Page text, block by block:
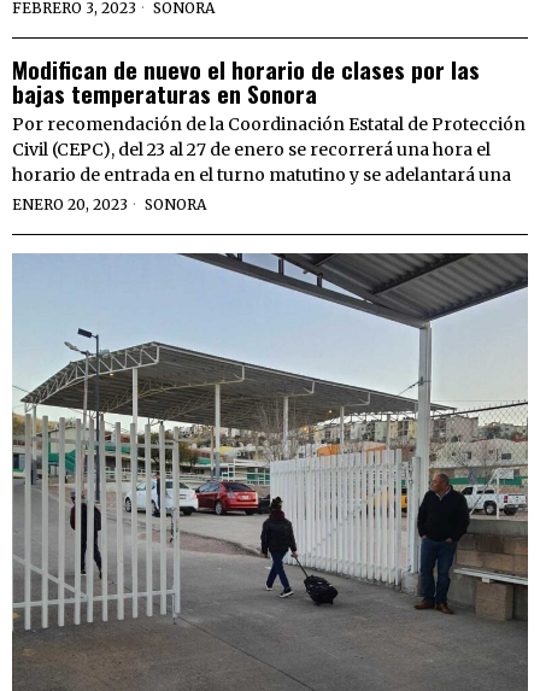
FEBRERO 3, 2023 SONORA
Modifican de nuevo el horario de clases por las
bajas temperaturas en Sonora
Por recomendación de la Coordinación Estatal de Protección
Civil (CEPC), del 23 al 27 de enero se recorrerá una hora el
horario de entrada en el turno matutino y se adelantará una
ENERO 20, 2023 SONORA